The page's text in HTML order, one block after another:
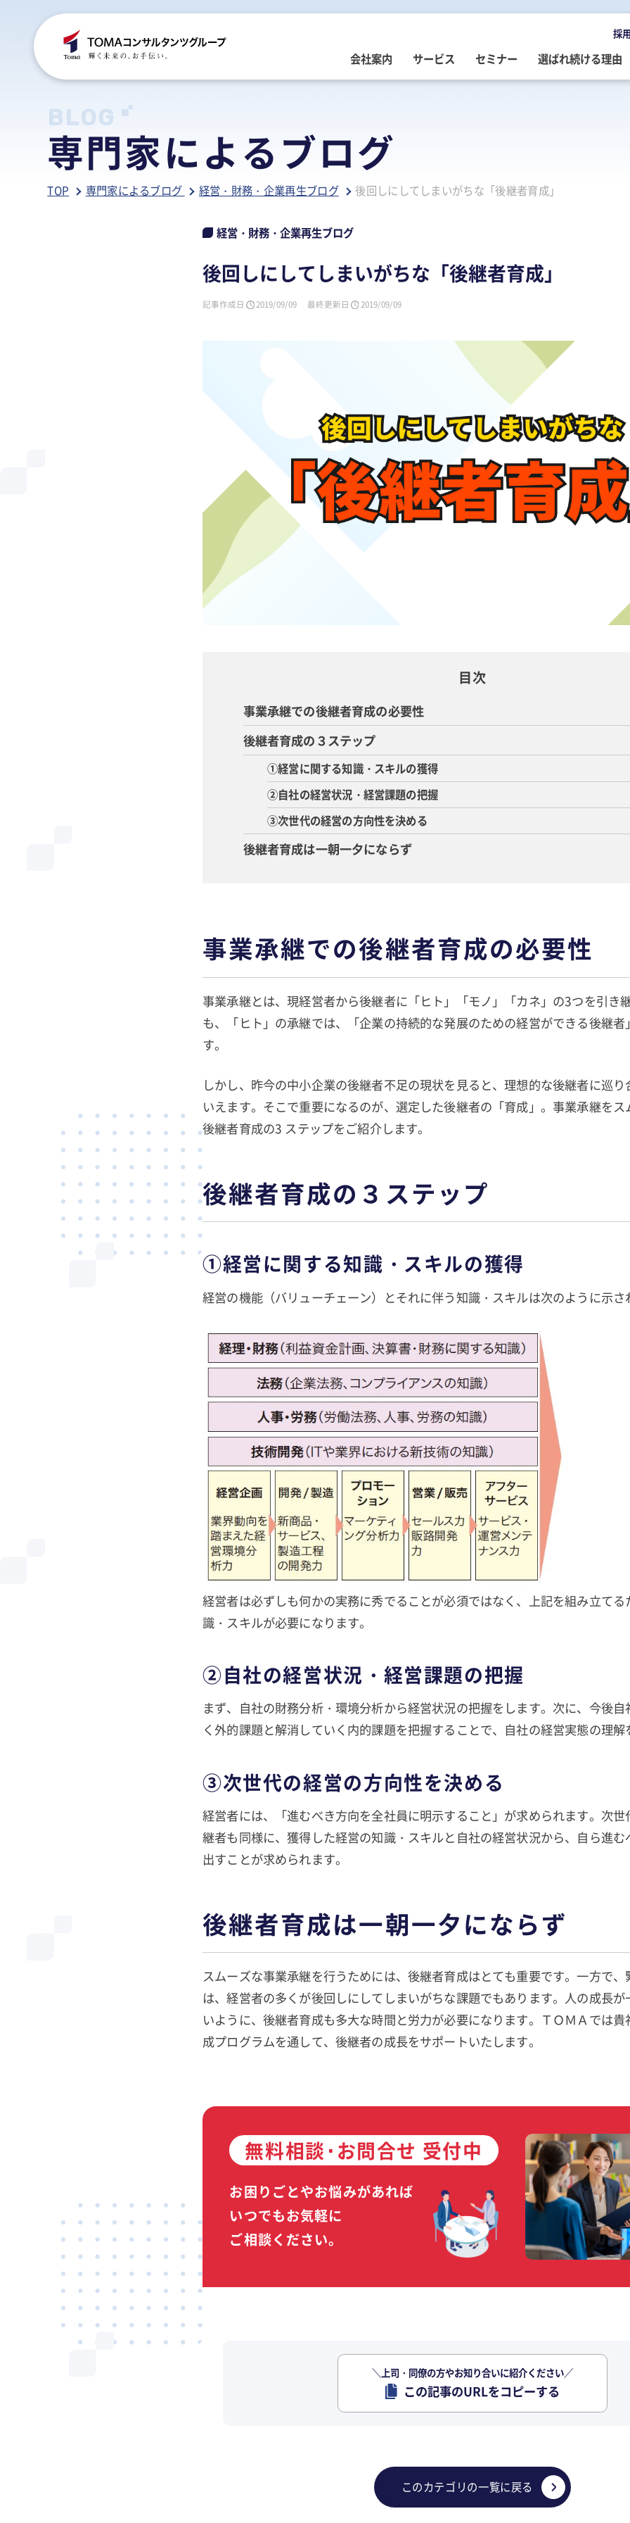
採
会社案内
ご挨拶
グループ企業 採用情報
サービス
税務・会計・監査
国際税務・海外進出 経営・財務・企業再生
人事・労務
相続 不動産コンサルティング
セミナー
経営・財務
人事・労務 組織・人材開発
事業承継・相続
選ばれ続ける理由
税務・会計ブログ
行政書士業務ブログ 事業承継ブログ
人事・労務ブログ
相続ブログ
社長のブログ ～100年続く企業を
BLOG
専門家によるブログ
TOP 専門家によるブログ 経営・財務・企業再生ブログ 後回しにしてしまいがちな「後継者育成」
経営・財務・企業再生ブログ
後回しにしてしまいがちな「後継者育成」
記事作成日 2019/09/09 最終更新日 2019/09/09
目次
事業承継での後継者育成の必要性
後継者育成の３ステップ
①経営に関する知識・スキルの獲得
②自社の経営状況・経営課題の把握
③次世代の経営の方向性を決める
後継者育成は一朝一夕にならず
事業承継での後継者育成の必要性
事業承継とは、現経営者から後継者に「ヒト」「モノ」「カネ」の3つを引き
も、「ヒト」の承継では、「企業の持続的な発展のための経営ができる後継
す。
しかし、昨今の中小企業の後継者不足の現状を見ると、理想的な後継者に巡
いえます。そこで重要になるのが、選定した後継者の「育成」。事業承継を
後継者育成の3 ステップをご紹介します。
後継者育成の３ステップ
①経営に関する知識・スキルの獲得
経営の機能（バリューチェーン）とそれに伴う知識・スキルは次のように示さ
経営者は必ずしも何かの実務に秀でることが必須ではなく、上記を組み立て
識・スキルが必要になります。
②自社の経営状況・経営課題の把握
まず、自社の財務分析・環境分析から経営状況の把握をします。次に、今後
く外的課題と解消していく内的課題を把握することで、自社の経営実態の理
③次世代の経営の方向性を決める
経営者には、「進むべき方向を全社員に明示すること」が求められます。次
継者も同様に、獲得した経営の知識・スキルと自社の経営状況から、自ら進
出すことが求められます。
後継者育成は一朝一夕にならず
スムーズな事業承継を行うためには、後継者育成はとても重要です。一方で
は、経営者の多くが後回しにしてしまいがちな課題でもあります。人の成長
いように、後継者育成も多大な時間と労力が必要になります。ＴＯＭＡでは
成プログラムを通して、後継者の成長をサポートいたします。
無料相談･お問合せ 受付中
お困りごとやお悩みがあれば
いつでもお気軽に
ご相談ください。
＼上司・同僚の方やお知り合いに紹介ください／
この記事のURLをコピーする
このカテゴリの一覧に戻る